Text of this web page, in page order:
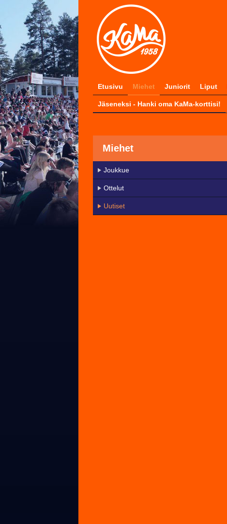
Etusivu Miehet Juniorit Liput
Jäseneksi - Hanki oma KaMa-korttisi!
Miehet
Joukkue
Ottelut
Uutiset